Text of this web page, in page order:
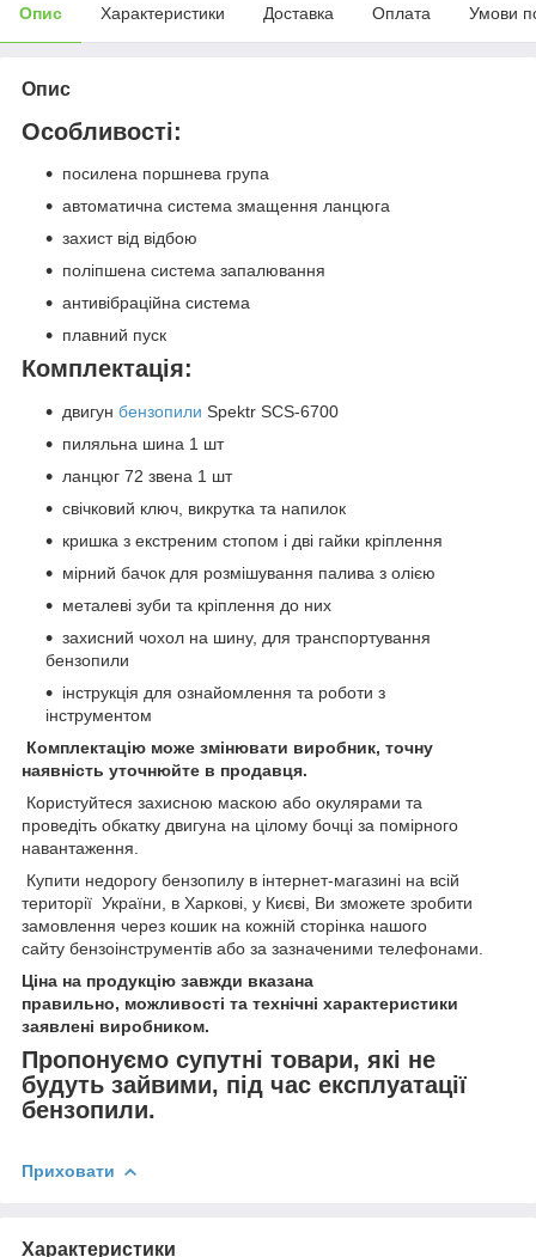
Опис Характеристики Доставка Оплата Умови
Опис
Особливості:
посилена поршнева група
автоматична система змащення ланцюга
захист від відбою
поліпшена система запалювання
антивібраційна система
плавний пуск
Комплектація:
двигун бензопили Spektr SCS-6700
пиляльна шина 1 шт
ланцюг 72 звена 1 шт
свічковий ключ, викрутка та напилок
кришка з екстреним стопом і дві гайки кріплення
мірний бачок для розмішування палива з олією
металеві зуби та кріплення до них
захисний чохол на шину, для транспортування
бензопили
інструкція для ознайомлення та роботи з
інструментом
Комплектацію може змінювати виробник, точну
наявність уточнюйте в продавця.
Користуйтеся захисною маскою або окулярами та
проведіть обкатку двигуна на цілому бочці за помірного
навантаження.
Купити недорогу бензопилу в інтернет-магазині на всій
території України, в Харкові, у Києві, Ви зможете зробити
замовлення через кошик на кожній сторінка нашого
сайту бензоінструментів або за зазначеними телефонами.
Ціна на продукцію завжди вказана
правильно, можливості та технічні характеристики
заявлені виробником.
Пропонуємо супутні товари, які не
будуть зайвими, під час експлуатації
бензопили.
Приховати
Характеристики